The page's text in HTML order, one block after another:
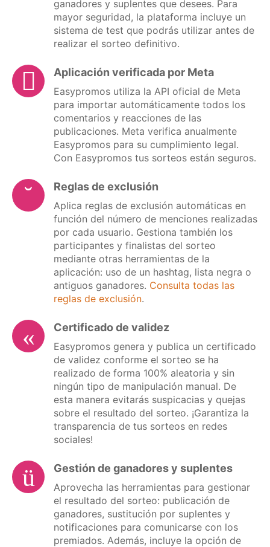
ganadores y suplentes que desees. Para
mayor seguridad, la plataforma incluye un
sistema de test que podrás utilizar antes de
realizar el sorteo definitivo.
Aplicación verificada por Meta
Easypromos utiliza la API oficial de Meta
para importar automáticamente todos los
comentarios y reacciones de las
publicaciones. Meta verifica anualmente
Easypromos para su cumplimiento legal.
Con Easypromos tus sorteos están seguros.
Reglas de exclusión
Aplica reglas de exclusión automáticas en
función del número de menciones realizadas
por cada usuario. Gestiona también los
participantes y finalistas del sorteo
mediante otras herramientas de la
aplicación: uso de un hashtag, lista negra o
antiguos ganadores. Consulta todas las
reglas de exclusión.
Certificado de validez
Easypromos genera y publica un certificado
de validez conforme el sorteo se ha
realizado de forma 100% aleatoria y sin
ningún tipo de manipulación manual. De
esta manera evitarás suspicacias y quejas
sobre el resultado del sorteo. ¡Garantiza la
transparencia de tus sorteos en redes
sociales!
Gestión de ganadores y suplentes
Aprovecha las herramientas para gestionar
el resultado del sorteo: publicación de
ganadores, sustitución por suplentes y
notificaciones para comunicarse con los
premiados. Además, incluye la opción de